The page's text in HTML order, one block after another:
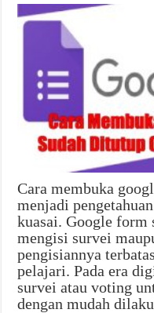
Cara membuka
menjadi
kuasai. Google form
mengisi survei
pengisiannya
pelajari. Pada era
survei atau voting
dengan mudah